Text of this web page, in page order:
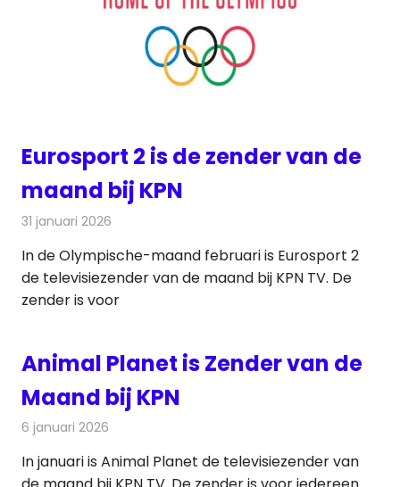
Eurosport 2 is de zender van de
maand bij KPN
31 januari 2026
In de Olympische-maand februari is Eurosport 2
de televisiezender van de maand bij KPN TV. De
zender is voor
Animal Planet is Zender van de
Maand bij KPN
6 januari 2026
In januari is Animal Planet de televisiezender van